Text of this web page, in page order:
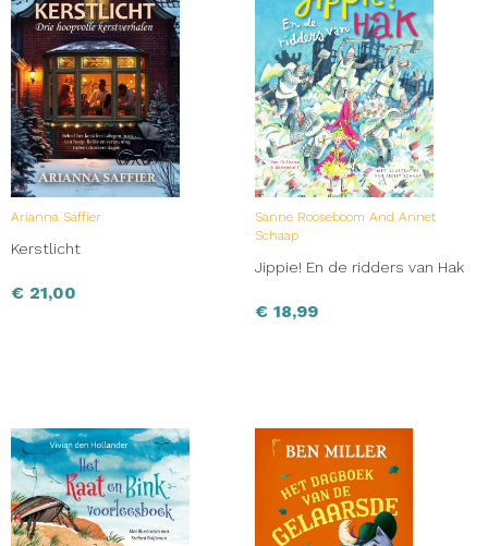
Arianna Saffier
Kerstlicht
€ 21,00
Sanne Rooseboom And Annet
Schaap
Jippie! En de ridders van Hak
€ 18,99